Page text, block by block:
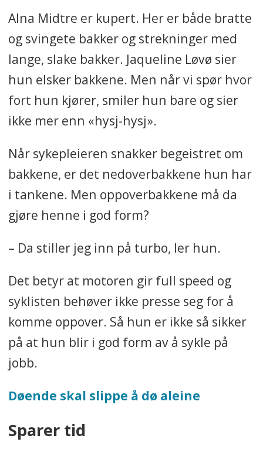
Alna Midtre er kupert. Her er både bratte
og svingete bakker og strekninger med
lange, slake bakker. Jaqueline Løvø sier
hun elsker bakkene. Men når vi spør hvor
fort hun kjører, smiler hun bare og sier
ikke mer enn «hysj-hysj».
Når sykepleieren snakker begeistret om
bakkene, er det nedoverbakkene hun har
i tankene. Men oppoverbakkene må da
gjøre henne i god form?
– Da stiller jeg inn på turbo, ler hun.
Det betyr at motoren gir full speed og
syklisten behøver ikke presse seg for å
komme oppover. Så hun er ikke så sikker
på at hun blir i god form av å sykle på
jobb.
Døende skal slippe å dø aleine
Sparer tid